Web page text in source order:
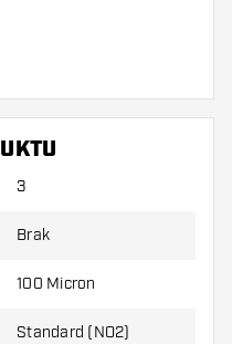
dużo piórek i
lub
lub grubość
3
Brak
100 Micron
Standard (NO2)